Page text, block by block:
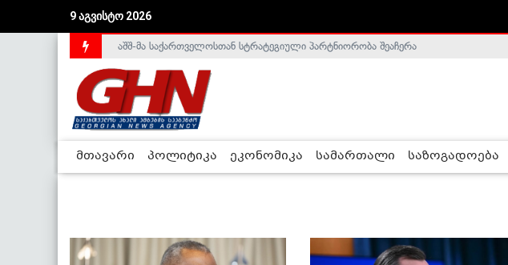
9 აგვისტო 2026
მთავარი პოლიტიკა ეკონომიკა სამართალი საზოგადოება